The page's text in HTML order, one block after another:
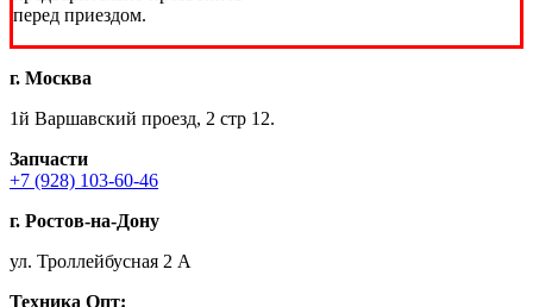
перед приездом.
г. Москва
1й Варшавский проезд, 2 стр 12.
Запчасти
+7 (928) 103-60-46
г. Ростов-на-Дону
ул. Троллейбусная 2 А
Техника Опт: